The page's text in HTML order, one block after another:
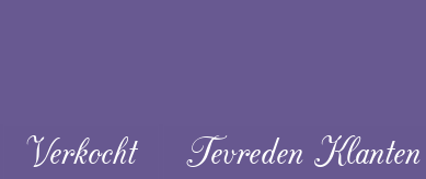
Verkocht Tevreden Klanten